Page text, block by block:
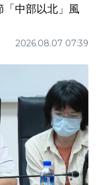
「中部以北」風
2026.08.07 07:39